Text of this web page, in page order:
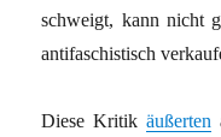
schweigt, kann nicht
antifaschistisch
Diese Kritikäußerten